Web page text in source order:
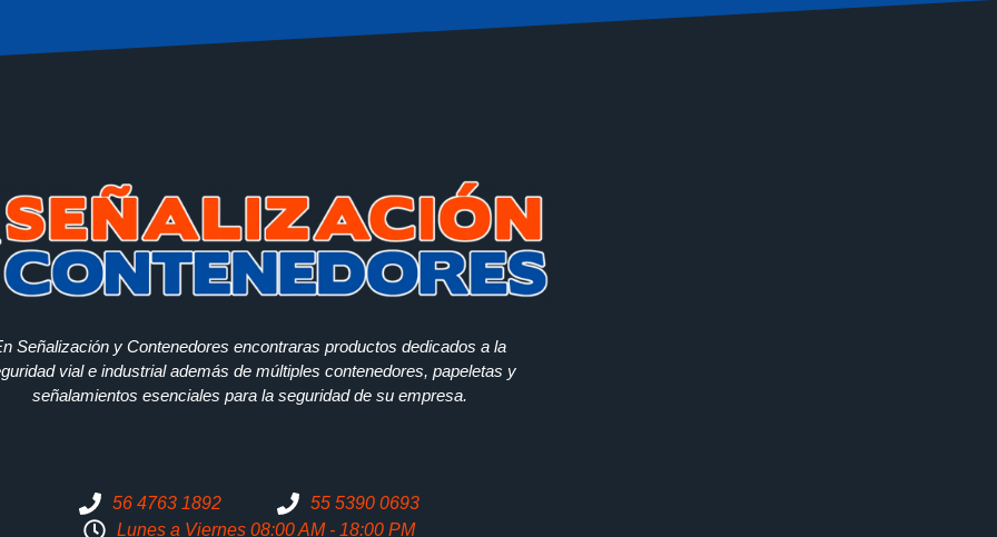
Señalización y Contenedores encontraras productos dedicados a la
vial e industrial además de múltiples contenedores, papeletas y
señalamientos esenciales para la seguridad de su empresa.
56 4763 1892
55 5390 0693
Lunes a Viernes 08:00 AM - 18:00 PM